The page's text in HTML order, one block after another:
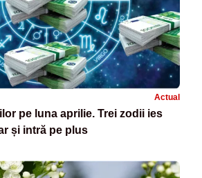
Actual
pe luna aprilie. Trei zodii ies
și intră pe plus